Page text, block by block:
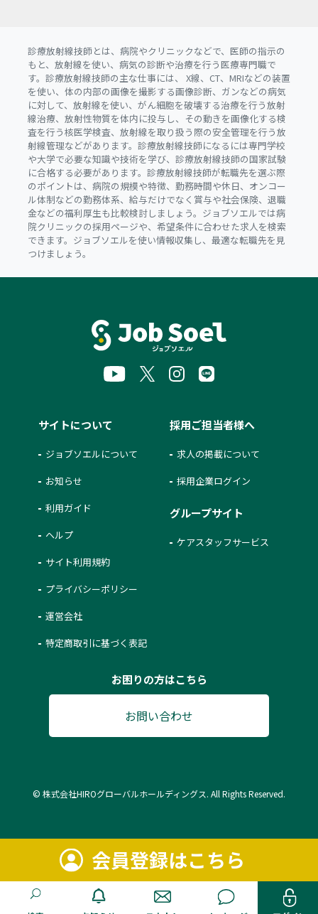
診療放射線技師とは、病院やクリニックなどで、医師の指示の
もと、放射線を使い、病気の診断や治療を行う医療専門職で
す。診療放射線技師の主な仕事には、 X線、CT、MRIなどの装置
を使い、体の内部の画像を撮影する画像診断、ガンなどの病気
に対して、放射線を使い、がん細胞を破壊する治療を行う放射
線治療、放射性物質を体内に投与し、その動きを画像化する検
査を行う核医学検査、放射線を取り扱う際の安全管理を行う放
射線管理などがあります。診療放射線技師になるには専門学校
や大学で必要な知識や技術を学び、診療放射線技師の国家試験
に合格する必要があります。診療放射線技師が転職先を選ぶ際
のポイントは、病院の規模や特徴、勤務時間や休日、オンコー
ル体制などの勤務体系、給与だけでなく賞与や社会保険、退職
金などの福利厚生も比較検討しましょう。ジョブソエルでは病
院クリニックの採用ページや、希望条件に合わせた求人を検索
できます。ジョブソエルを使い情報収集し、最適な転職先を見
つけましょう。
会員登録はこちら
サイトについて
ジョブソエルについて
お知らせ
利用ガイド
ヘルプ
サイト利用規約
プライバシーポリシー
運営会社
特定商取引に基づく表記
採用ご担当者様へ
求人の掲載について
採用企業ログイン
グループサイト
ケアスタッフサービス
お困りの方はこちら
お問い合わせ
© 株式会社HIROグローバルホールディングス. All Rights Reserved.